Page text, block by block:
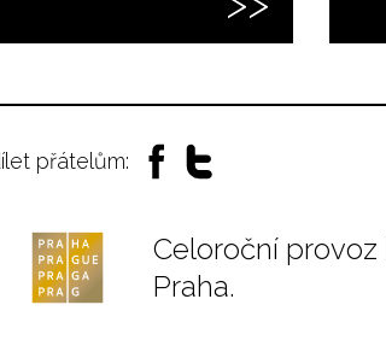
přátelům:
Celoroční
Praha.